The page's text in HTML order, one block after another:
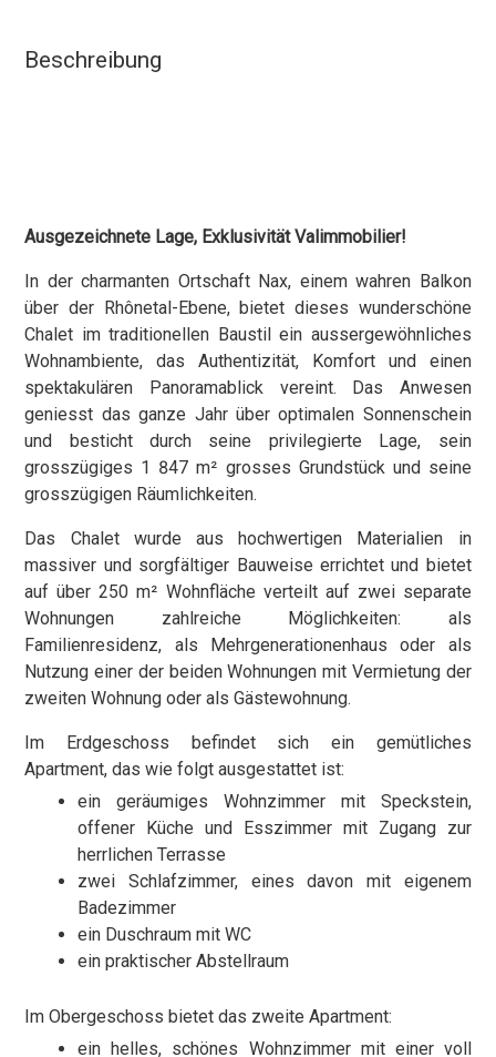
Beschreibung
Ausgezeichnete Lage, Exklusivität Valimmobilier!
In der charmanten Ortschaft Nax, einem wahren Balkon
über der Rhônetal-Ebene, bietet dieses wunderschöne
Chalet im traditionellen Baustil ein aussergewöhnliches
Wohnambiente, das Authentizität, Komfort und einen
spektakulären Panoramablick vereint. Das Anwesen
geniesst das ganze Jahr über optimalen Sonnenschein
und besticht durch seine privilegierte Lage, sein
grosszügiges 1 847 m² grosses Grundstück und seine
grosszügigen Räumlichkeiten.
Das Chalet wurde aus hochwertigen Materialien in
massiver und sorgfältiger Bauweise errichtet und bietet
auf über 250 m² Wohnfläche verteilt auf zwei separate
Wohnungen zahlreiche Möglichkeiten: als
Familienresidenz, als Mehrgenerationenhaus oder als
Nutzung einer der beiden Wohnungen mit Vermietung der
zweiten Wohnung oder als Gästewohnung.
Im Erdgeschoss befindet sich ein gemütliches
Apartment, das wie folgt ausgestattet ist:
ein geräumiges Wohnzimmer mit Speckstein,
offener Küche und Esszimmer mit Zugang zur
herrlichen Terrasse
zwei Schlafzimmer, eines davon mit eigenem
Badezimmer
ein Duschraum mit WC
ein praktischer Abstellraum
Im Obergeschoss bietet das zweite Apartment:
ein helles, schönes Wohnzimmer mit einer voll